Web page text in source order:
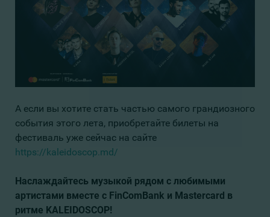
А если вы хотите стать частью самого грандиозного
события этого лета, приобретайте билеты на
фестиваль уже сейчас на сайте
https://kaleidoscop.md/
Наслаждайтесь музыкой рядом с любимыми
артистами вместе с FinComBank и Mastercard в
ритме KALEIDOSCOP!